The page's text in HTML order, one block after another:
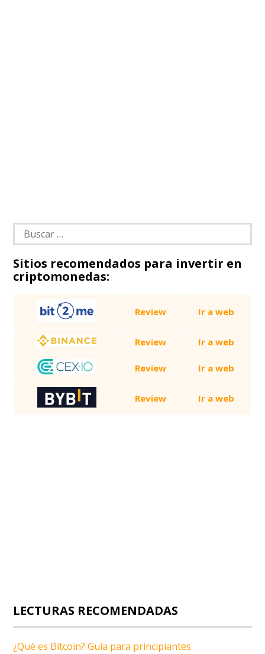
Buscar:
Sitios recomendados para invertir en
criptomonedas:
Review Ir a web
Review Ir a web
Review Ir a web
Review Ir a web
LECTURAS RECOMENDADAS
¿Qué es Bitcoin? Guía para principiantes